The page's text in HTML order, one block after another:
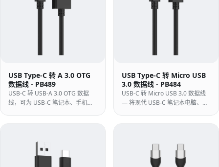
USB Type-C 转 A 3.0 OTG
数据线 - PB489
USB-C 转 USB-A 3.0 OTG 数据
线，可为 USB-C 笔记本、手机、
等 USB 设备，传输速率高达
USB Type-C 转 Micro USB
3.0 数据线 - PB484
USB-C 转 Micro USB 3.0 数据线
— 将现代 USB-C 笔记本电脑、平
USB 3.0 硬盘驱动器或 SSD 外